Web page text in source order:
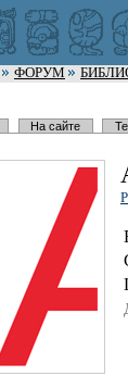
ФОРУМ
На сайте